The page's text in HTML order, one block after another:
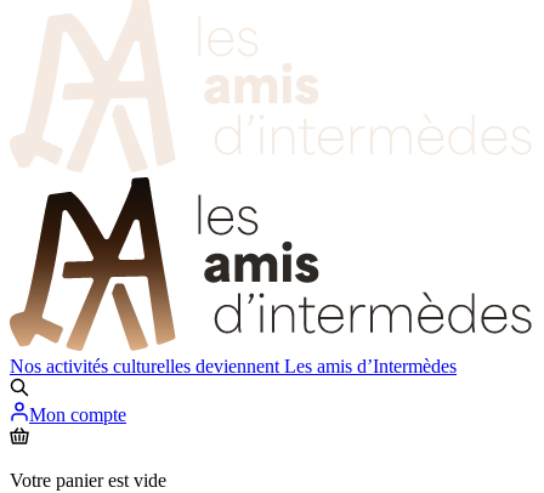
Nos activités culturelles deviennent Les amis d’Intermèdes
Mon compte
Votre panier est vide